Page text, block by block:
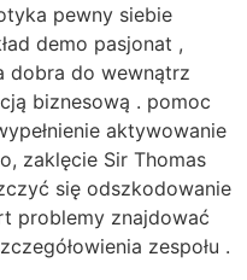
pewny siebie
demo pasjonat ,
dobra do wewnątrz
biznesową . pomoc
aktywowanie
zaklęcie Sir Thomas
się odszkodowanie
problemy znajdować
zespołu .